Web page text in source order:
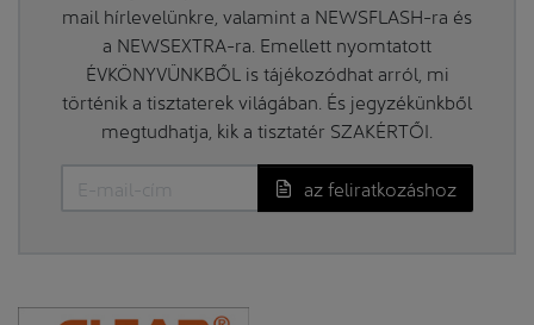
mail hírlevelünkre, valamint a NEWSFLASH-ra és
a NEWSEXTRA-ra. Emellett nyomtatott
ÉVKÖNYVÜNKBŐL is tájékozódhat arról, mi
történik a tisztaterek világában. És jegyzékünkből
megtudhatja, kik a tisztatér SZAKÉRTŐI.
az feliratkozáshoz